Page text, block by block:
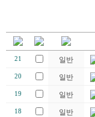
21 일반
20 일반
19 일반
18 일반